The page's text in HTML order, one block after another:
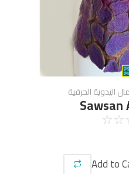
اليدوية الحرفية
Sawsan
☆
☆
Add to